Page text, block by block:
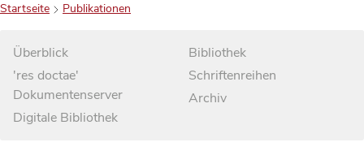
Startseite Publikationen
Überblick
'res doctae'
Dokumentenserver
Digitale Bibliothek
Bibliothek
Schriftenreihen
Archiv